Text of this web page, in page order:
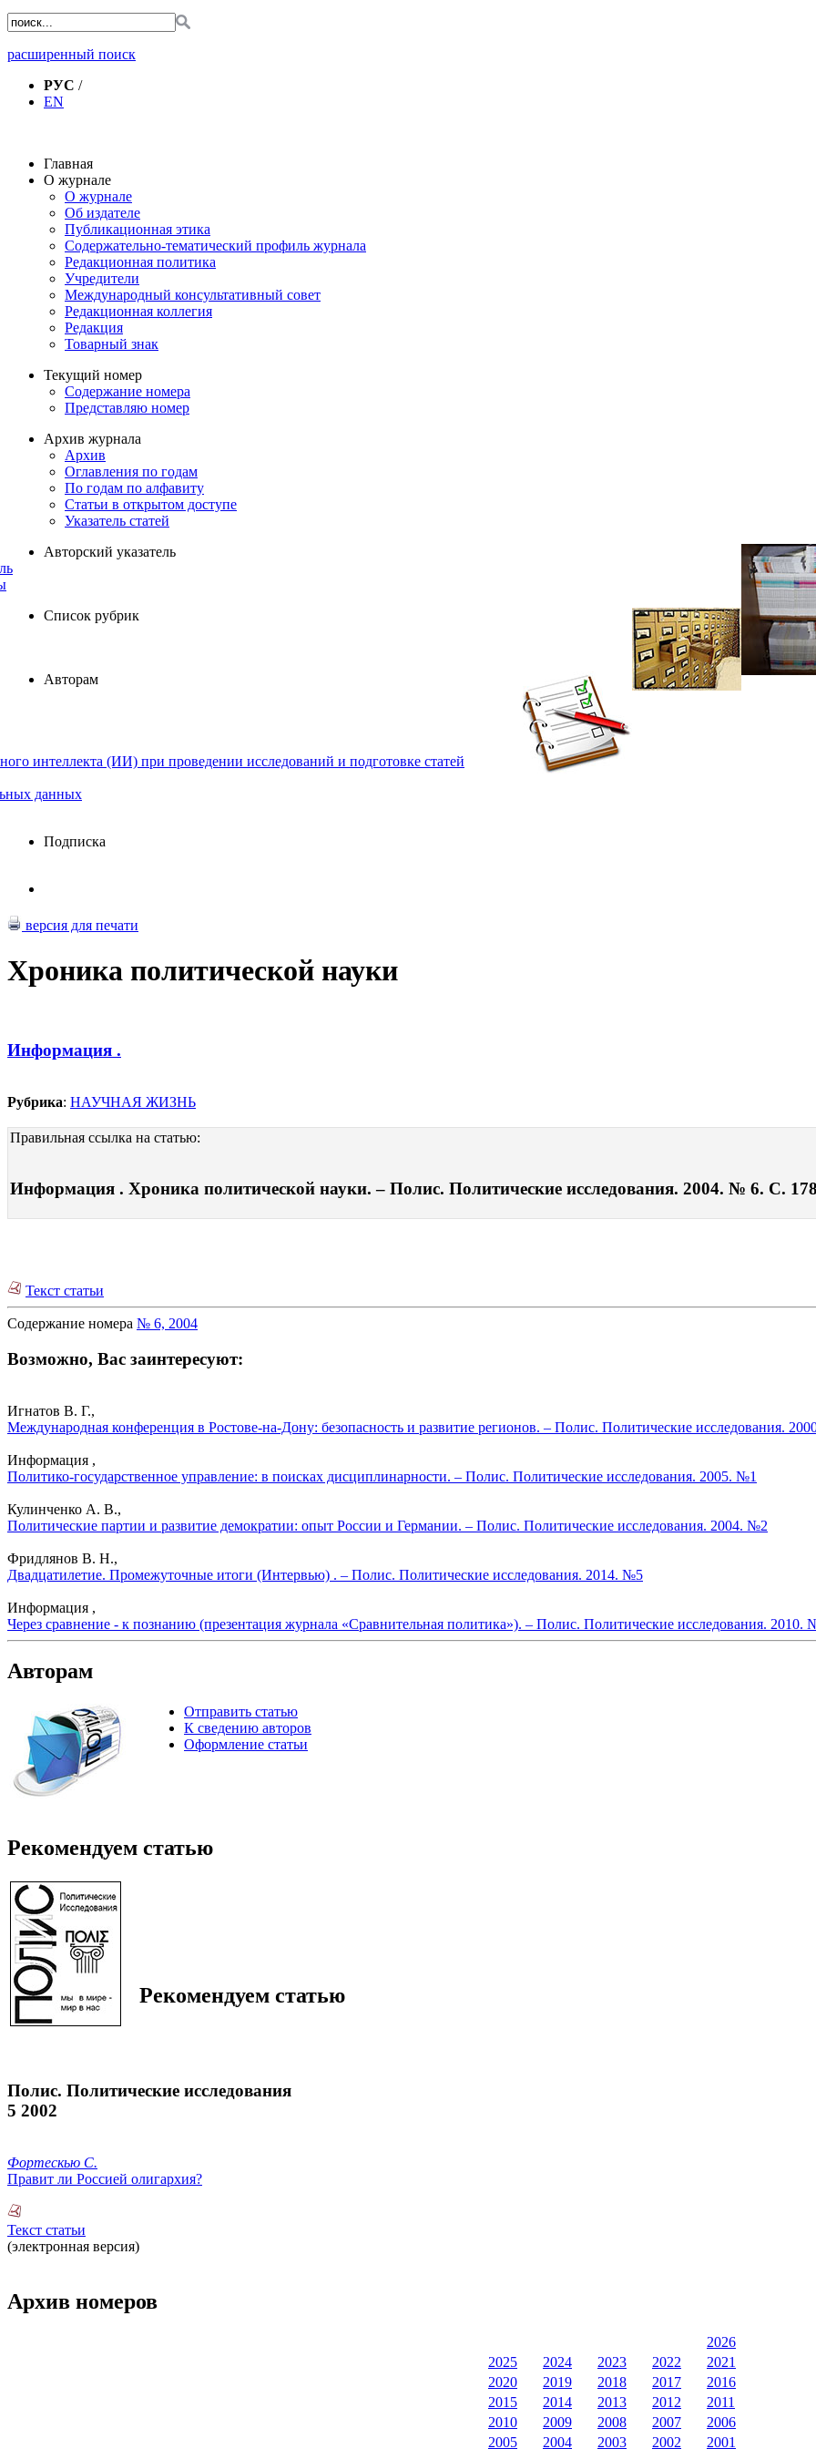
расширенный поиск
РУС /
EN
Главная
О журнале
О журнале
Об издателе
Публикационная этика
Содержательно-тематический профиль журнала
Редакционная политика
Учредители
Международный консультативный совет
Редакционная коллегия
Редакция
Товарный знак
Текущий номер
Содержание номера
Представляю номер
Архив журнала
Архив
Оглавления по годам
По годам по алфавиту
Статьи в открытом доступе
Указатель статей
Авторский указатель
Список рубрик
Авторам
интеллекта (ИИ) при проведении исследований и подготовке статей
данных
Подписка
версия для печати
Хроника политической науки
Информация .
Рубрика: НАУЧНАЯ ЖИЗНЬ
Правильная ссылка на статью:
Информация . Хроника политической науки. – Полис. Политические исследования. 2004. № 6. С.
Текст статьи
Содержание номера № 6, 2004
Возможно, Вас заинтересуют:
Игнатов В. Г.,
Международная конференция в Ростове-на-Дону: безопасность и развитие регионов. – Полис. Политические исследования.
Информация ,
Политико-государственное управление: в поисках дисциплинарности. – Полис. Политические исследования. 2005. №1
Кулинченко А. В.,
Политические партии и развитие демократии: опыт России и Германии. – Полис. Политические исследования. 2004. №2
Фридлянов В. Н.,
Двадцатилетие. Промежуточные итоги (Интервью) . – Полис. Политические исследования. 2014. №5
Информация ,
Через сравнение - к познанию (презентация журнала «Сравнительная политика»). – Полис. Политические исследования. 2010.
Авторам
Отправить статью
К сведению авторов
Оформление статьи
Рекомендуем статью
Рекомендуем статью
Полис. Политические исследования
5 2002
Фортескью С.
Правит ли Россией олигархия?
Текст статьи
(электронная версия)
Архив номеров
2026
2025
2024 2023 2022
2021
2020
2019 2018 2017
2016
2015
2014 2013 2012
2011
2010
2009 2008 2007
2006
2005
2004 2003 2002 2001